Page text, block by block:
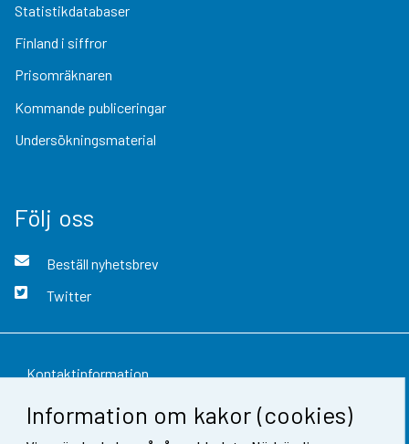
Information om kakor (cookies)
Statistikdatabaser
Finland i siffror
Prisomräknaren
Kommande publiceringar
Undersökningsmaterial
Följ oss
Beställ nyhetsbrev
Twitter
Kontaktinformation
Respons